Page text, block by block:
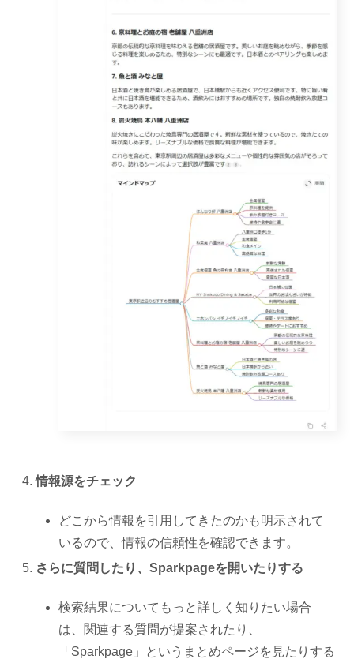
情報源をチェック
どこから情報を引用してきたのかも明示されて
いるので、情報の信頼性を確認できます。
さらに質問したり、Sparkpageを開いたりする
検索結果についてもっと詳しく知りたい場合
は、関連する質問が提案されたり、
「Sparkpage」というまとめページを見たりする